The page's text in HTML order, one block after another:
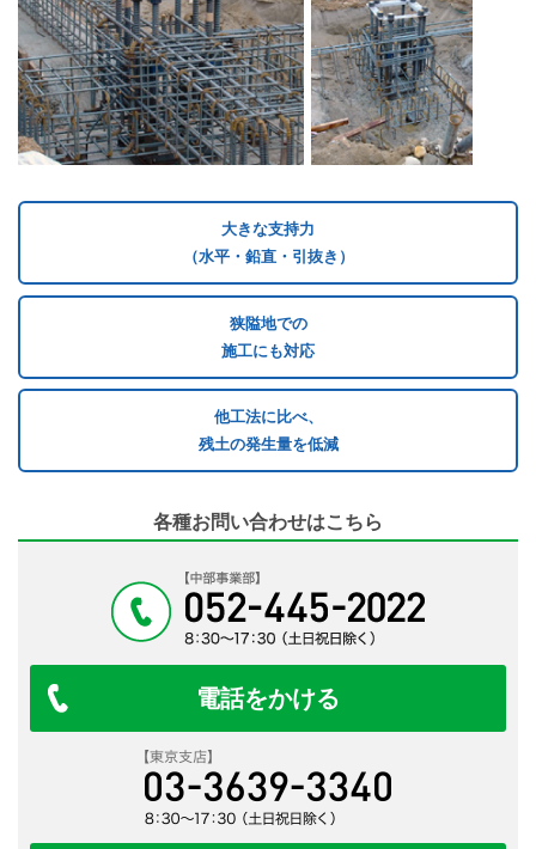
大きな支持力
（水平・鉛直・引抜き）
狭隘地での
施工にも対応
他工法に比べ、
残土の発生量を低減
各種お問い合わせはこちら
電話をかける